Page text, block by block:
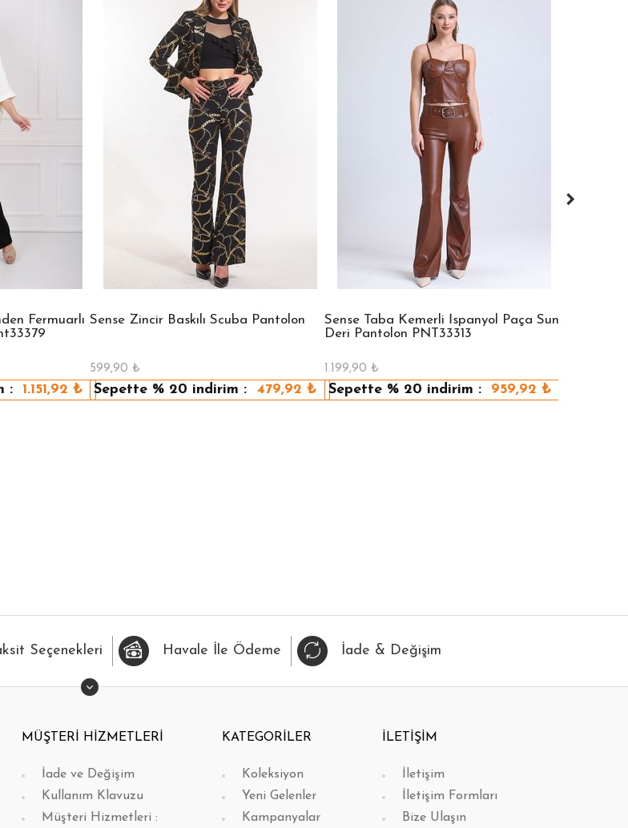
HIZLI BAK
Fermuarlı
: 1.151,92 ₺
FAVORİLERİME EKLE HIZLI BAK
Sense Zincir Baskılı Scuba Pantolon
599,90 ₺
Sepette % 20 indirim : 479,92 ₺
FAVORİLERİME EKLE HIZLI BAK
Sense Taba Kemerli İspanyol Paça Suni
Deri Pantolon PNT33313
1.199,90 ₺
Sepette % 20 indirim : 959,92 ₺
Seçenekleri Havale İle Ödeme İade & Değişim
MÜŞTERİ HİZMETLERİ
İade ve Değişim
Kullanım Klavuzu
Müşteri Hizmetleri :
KATEGORİLER
Koleksiyon
Yeni Gelenler
Kampanyalar
İLETİŞİM
İletişim
İletişim Formları
Bize Ulaşın